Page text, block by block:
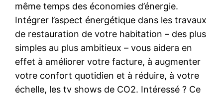
même temps des économies d’énergie.
Intégrer l’aspect énergétique dans les travaux
de restauration de votre habitation – des plus
simples au plus ambitieux – vous aidera en
effet à améliorer votre facture, à augmenter
votre confort quotidien et à réduire, à votre
échelle, les tv shows de CO2. Intéressé ? Ce